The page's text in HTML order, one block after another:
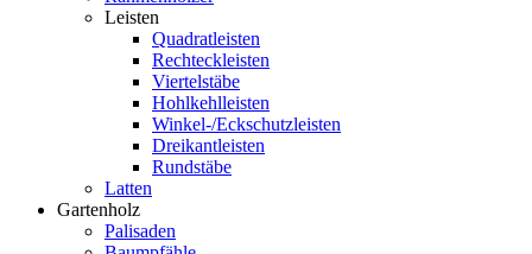
Leisten
Quadratleisten
Rechteckleisten
Viertelstäbe
Hohlkehlleisten
Winkel-/Eckschutzleisten
Dreikantleisten
Rundstäbe
Latten
Gartenholz
Palisaden